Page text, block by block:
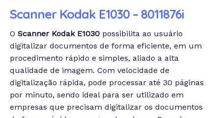
Scanner Kodak E1030 – 8011876i
O Scanner Kodak E1030 possibilita ao usuário
digitalizar documentos de forma eficiente, em um
procedimento rápido e simples, aliado a alta
qualidade de imagem. Com velocidade de
digitalização rápida, pode processar até 30 páginas
por minuto, sendo ideal para ser utilizado em
empresas que precisam digitalizar os documentos